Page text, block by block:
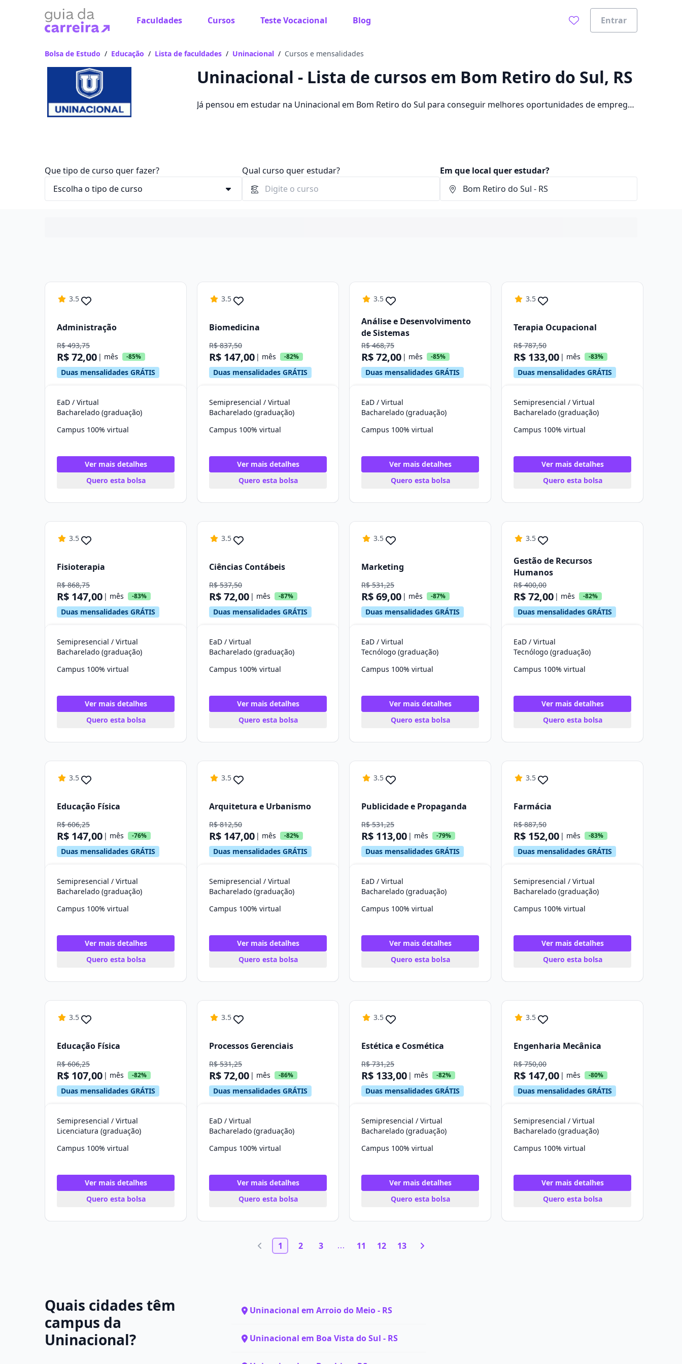
Faculdades Cursos Teste Vocacional Blog Entrar
Vamos te guiar no caminho ideal para seus estudos
Ainda não sei
Continuar
Bolsa de Estudo / Educação / Lista de faculdades / Uninacional / Cursos e mensalidades
Uninacional - Lista de cursos em Bom Retiro do Sul, RS
Já pensou em estudar na Uninacional em Bom Retiro do Sul para conseguir melhores oportunidades de emprego?
Que tipo de curso quer fazer? Qual curso quer estudar? Em que local quer estudar?
3.5
Administração
R$ 493,75
R$ 72,00 | mês -85%
Duas mensalidades GRÁTIS
EaD / Virtual
Bacharelado (graduação)
Campus 100% virtual
Ver mais detalhes
Quero esta bolsa
3.5
Biomedicina
R$ 837,50
R$ 147,00 | mês -82%
Duas mensalidades GRÁTIS
Semipresencial / Virtual
Bacharelado (graduação)
Campus 100% virtual
Ver mais detalhes
Quero esta bolsa
3.5
Análise e Desenvolvimento
de Sistemas
R$ 468,75
R$ 72,00 | mês -85%
Duas mensalidades GRÁTIS
EaD / Virtual
Bacharelado (graduação)
Campus 100% virtual
Ver mais detalhes
Quero esta bolsa
3.5
Terapia Ocupacional
R$ 787,50
R$ 133,00 | mês -83%
Duas mensalidades GRÁTIS
Semipresencial / Virtual
Bacharelado (graduação)
Campus 100% virtual
Ver mais detalhes
Quero esta bolsa
3.5
Fisioterapia
R$ 868,75
R$ 147,00 | mês -83%
Duas mensalidades GRÁTIS
Semipresencial / Virtual
Bacharelado (graduação)
Campus 100% virtual
Ver mais detalhes
Quero esta bolsa
3.5
Ciências Contábeis
R$ 537,50
R$ 72,00 | mês -87%
Duas mensalidades GRÁTIS
EaD / Virtual
Bacharelado (graduação)
Campus 100% virtual
Ver mais detalhes
Quero esta bolsa
3.5
Marketing
R$ 531,25
R$ 69,00 | mês -87%
Duas mensalidades GRÁTIS
EaD / Virtual
Tecnólogo (graduação)
Campus 100% virtual
Ver mais detalhes
Quero esta bolsa
3.5
Gestão de Recursos
Humanos
R$ 400,00
R$ 72,00 | mês -82%
Duas mensalidades GRÁTIS
EaD / Virtual
Tecnólogo (graduação)
Campus 100% virtual
Ver mais detalhes
Quero esta bolsa
3.5
Educação Física
R$ 606,25
R$ 147,00 | mês -76%
Duas mensalidades GRÁTIS
Semipresencial / Virtual
Bacharelado (graduação)
Campus 100% virtual
Ver mais detalhes
Quero esta bolsa
3.5
Arquitetura e Urbanismo
R$ 812,50
R$ 147,00 | mês -82%
Duas mensalidades GRÁTIS
Semipresencial / Virtual
Bacharelado (graduação)
Campus 100% virtual
Ver mais detalhes
Quero esta bolsa
3.5
Publicidade e Propaganda
R$ 531,25
R$ 113,00 | mês -79%
Duas mensalidades GRÁTIS
EaD / Virtual
Bacharelado (graduação)
Campus 100% virtual
Ver mais detalhes
Quero esta bolsa
3.5
Farmácia
R$ 887,50
R$ 152,00 | mês -83%
Duas mensalidades GRÁTIS
Semipresencial / Virtual
Bacharelado (graduação)
Campus 100% virtual
Ver mais detalhes
Quero esta bolsa
3.5
Educação Física
R$ 606,25
R$ 107,00 | mês -82%
Duas mensalidades GRÁTIS
Semipresencial / Virtual
Licenciatura (graduação)
Campus 100% virtual
Ver mais detalhes
Quero esta bolsa
3.5
Processos Gerenciais
R$ 531,25
R$ 72,00 | mês -86%
Duas mensalidades GRÁTIS
EaD / Virtual
Bacharelado (graduação)
Campus 100% virtual
Ver mais detalhes
Quero esta bolsa
3.5
Estética e Cosmética
R$ 731,25
R$ 133,00 | mês -82%
Duas mensalidades GRÁTIS
Semipresencial / Virtual
Bacharelado (graduação)
Campus 100% virtual
Ver mais detalhes
Quero esta bolsa
3.5
Engenharia Mecânica
R$ 750,00
R$ 147,00 | mês -80%
Duas mensalidades GRÁTIS
Semipresencial / Virtual
Bacharelado (graduação)
Campus 100% virtual
Ver mais detalhes
Quero esta bolsa
1 2 3 11 12 13
Quais cidades têm
campus da
Uninacional?
Uninacional em Arroio do Meio - RS
Uninacional em Boa Vista do Sul - RS